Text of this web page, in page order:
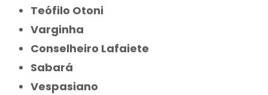
Teófilo Otoni
Varginha
Conselheiro Lafaiete
Sabará
Vespasiano